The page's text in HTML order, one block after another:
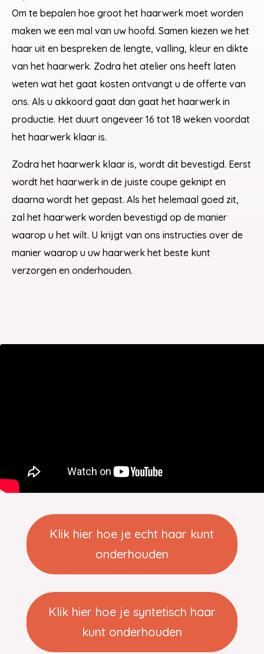
Om te bepalen hoe groot het haarwerk moet worden
maken we een mal van uw hoofd. Samen kiezen we het
haar uit en bespreken de lengte, valling, kleur en dikte
van het haarwerk. Zodra het atelier ons heeft laten
weten wat het gaat kosten ontvangt u de offerte van
ons. Als u akkoord gaat dan gaat het haarwerk in
productie. Het duurt ongeveer 16 tot 18 weken voordat
het haarwerk klaar is.
Zodra het haarwerk klaar is, wordt dit bevestigd. Eerst
wordt het haarwerk in de juiste coupe geknipt en
daarna wordt het gepast. Als het helemaal goed zit,
zal het haarwerk worden bevestigd op de manier
waarop u het wilt. U krijgt van ons instructies over de
manier waarop u uw haarwerk het beste kunt
verzorgen en onderhouden.
Klik hier hoe je echt haar kunt
onderhouden
Klik hier hoe je syntetisch haar
kunt onderhouden